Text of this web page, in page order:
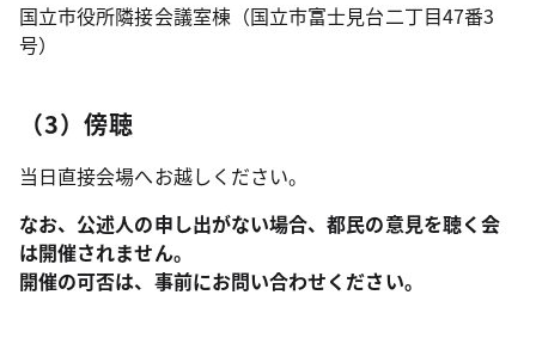
国立市役所隣接会議室棟（国立市富士見台二丁目47番3
号）
（3）傍聴
当日直接会場へお越しください。
なお、公述人の申し出がない場合、都民の意見を聴く会
は開催されません。
開催の可否は、事前にお問い合わせください。